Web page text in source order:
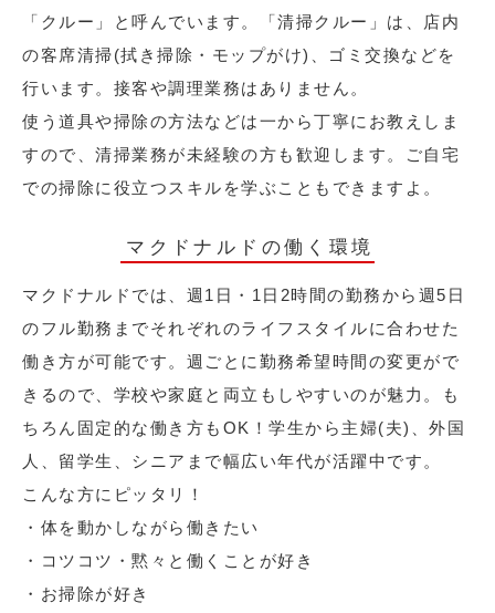
「クルー」と呼んでいます。「清掃クルー」は、店内
の客席清掃(拭き掃除・モップがけ)、ゴミ交換などを
行います。接客や調理業務はありません。
使う道具や掃除の方法などは一から丁寧にお教えしま
すので、清掃業務が未経験の方も歓迎します。ご自宅
での掃除に役立つスキルを学ぶこともできますよ。
マクドナルドの働く環境
マクドナルドでは、週1日・1日2時間の勤務から週5日
のフル勤務までそれぞれのライフスタイルに合わせた
働き方が可能です。週ごとに勤務希望時間の変更がで
きるので、学校や家庭と両立もしやすいのが魅力。も
ちろん固定的な働き方もOK！学生から主婦(夫)、外国
人、留学生、シニアまで幅広い年代が活躍中です。
こんな方にピッタリ！
・体を動かしながら働きたい
・コツコツ・黙々と働くことが好き
・お掃除が好き